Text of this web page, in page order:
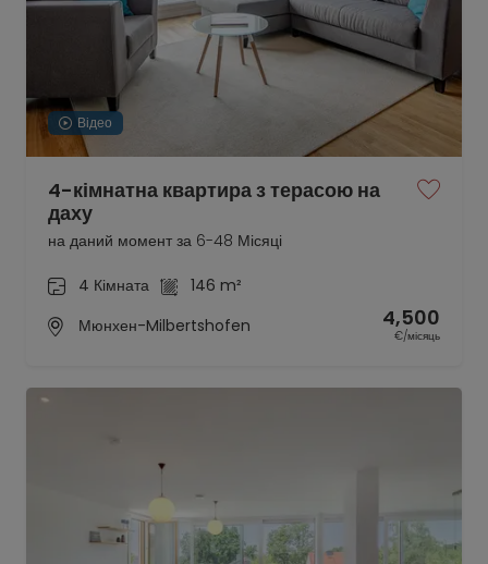
Відео
4-кімнатна квартира з терасою на
даху
на даний момент за 6-48 Місяці
4 Кімната
146 m²
Мюнхен-Milbertshofen
4,500
€/місяць